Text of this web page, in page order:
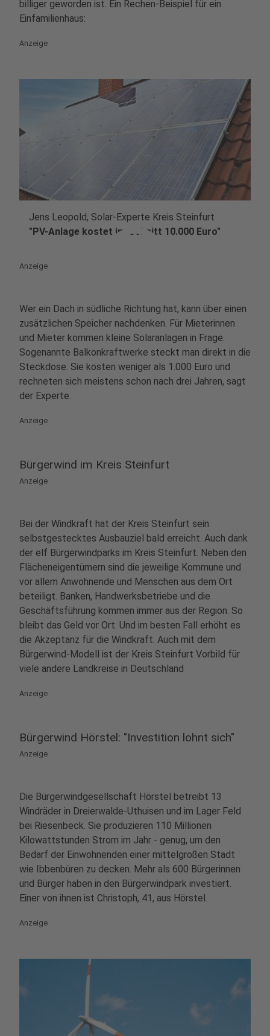
billiger geworden ist. Ein Rechen-Beispiel für ein
Einfamilienhaus:
Anzeige
play_circle
Jens Leopold, Solar-Experte Kreis Steinfurt
"PV-Anlage kostet im Schnitt 10.000 Euro"
Anzeige
Wer ein Dach in südliche Richtung hat, kann über einen
zusätzlichen Speicher nachdenken. Für Mieterinnen
und Mieter kommen kleine Solaranlagen in Frage.
Sogenannte Balkonkraftwerke steckt man direkt in die
Steckdose. Sie kosten weniger als 1.000 Euro und
rechneten sich meistens schon nach drei Jahren, sagt
der Experte.
Anzeige
Bürgerwind im Kreis Steinfurt
Anzeige
Bei der Windkraft hat der Kreis Steinfurt sein
selbstgestecktes Ausbauziel bald erreicht. Auch dank
der elf Bürgerwindparks im Kreis Steinfurt. Neben den
Flächeneigentümern sind die jeweilige Kommune und
vor allem Anwohnende und Menschen aus dem Ort
beteiligt. Banken, Handwerksbetriebe und die
Geschäftsführung kommen immer aus der Region. So
bleibt das Geld vor Ort. Und im besten Fall erhöht es
die Akzeptanz für die Windkraft. Auch mit dem
Bürgerwind-Modell ist der Kreis Steinfurt Vorbild für
viele andere Landkreise in Deutschland
Anzeige
Bürgerwind Hörstel: "Investition lohnt sich"
Anzeige
Die Bürgerwindgesellschaft Hörstel betreibt 13
Windräder in Dreierwalde-Uthuisen und im Lager Feld
bei Riesenbeck. Sie produzieren 110 Millionen
Kilowattstunden Strom im Jahr - genug, um den
Bedarf der Einwohnenden einer mittelgroßen Stadt
wie Ibbenbüren zu decken. Mehr als 600 Bürgerinnen
und Bürger haben in den Bürgerwindpark investiert.
Einer von ihnen ist Christoph, 41, aus Hörstel.
Anzeige